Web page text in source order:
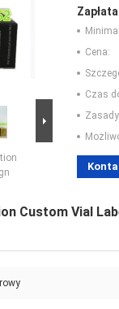
Cena:
Czas
Custom Vial